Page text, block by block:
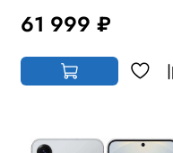
61 999 ₽